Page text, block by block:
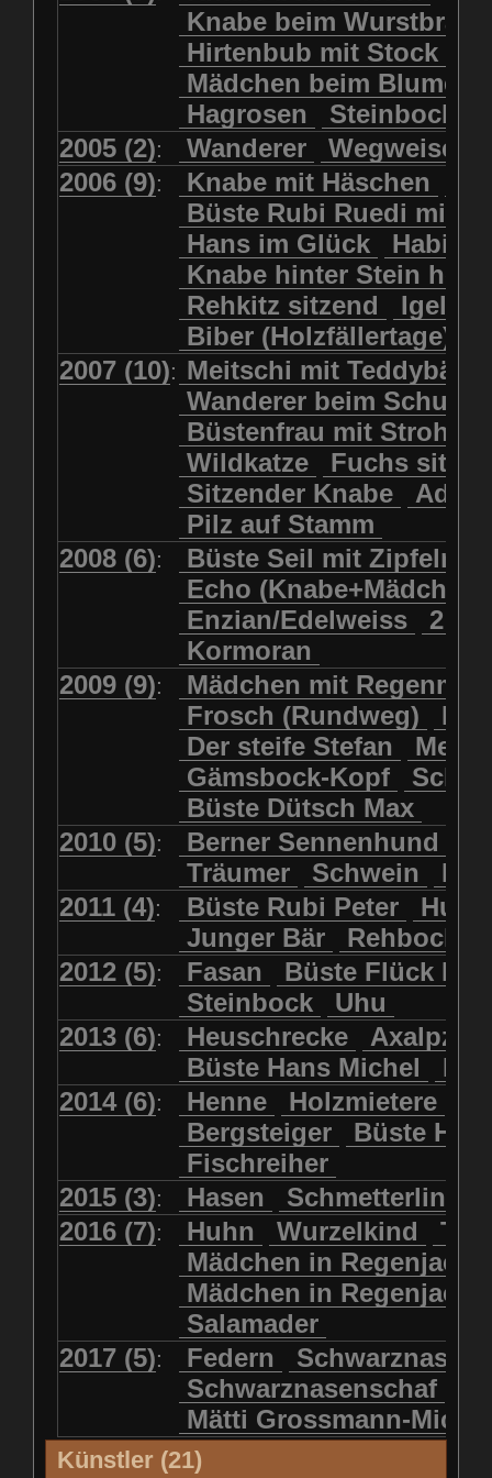
Mädchen beim Blumenpflücken
Mädchen in Regenjacke
Mädchen in Regenjacke und
Mädchen mit Regenmolch
Mädchen mit Schmetterling
Mätti Grossmann-Michel
Meitschi (Rundweg)
Meitschi mit Teddybär
Pilzfraueli Risetenmandli
Sitzender Knabe Tengeler
Wanderer
Wanderer beim Schuhbinden
Wegweiser Wilde Hilde
Wildhüter Wurzelkind
Luchs schreitend
Luchs sitzend Murmeltier
Murmeltiere Rehbockkopf
Rehkitz Rehkitz sitzend
Salamader Schmetterling
Schmetterlinge Schnecke
Schwarznasenschaf
Schwarznasenschaf mit Kalb
Steinbock
Steinbock Steinmarder
Uhu Uhu mit Jungen
Waschbär Wildkatze
Wolf Ziegenkopf
Knabe beim
Hirtenbub mit Stock
Mädchen beim
Hagrosen
Steinbock
2005 (2): Wanderer
Wegweiser
2006 (9): Knabe mit Häschen
Büste Rubi Ruedi mit
Hans im Glück
Knabe hinter Stein
Rehkitz sitzend
Igel
Biber (Holzfällertage)
2007 (10): Meitschi mit Teddybär
Wanderer beim
Büstenfrau mit Strohut
Wildkatze
Fuchs
Sitzender Knabe
Adler
Pilz auf Stamm
2008 (6):
Büste Seil mit
Echo
Enzian/Edelweiss
2
Kormoran
2009 (9):
Mädchen mit
Frosch (Rundweg)
Der steife Stefan
Gämsbock-Kopf
Büste Dütsch Max
2010 (5): Berner Sennenhund
Träumer
Schwein
2011 (4): Büste Rubi Peter
Junger Bär
2012 (5): Fasan
Büste Flück
Steinbock
Uhu
2013 (6): Heuschrecke
Büste Hans Michel
2014 (6): Henne Holzmietere
Bergsteiger
Büste HP
Fischreiher
2015 (3): Hasen Schmetterlinge
2016 (7): Huhn Wurzelkind
Mädchen in
Mädchen in Regenjacke
Salamader
2017 (5): Federn
Schwarznasenschaf
Mätti Grossmann-
Künstler (21)